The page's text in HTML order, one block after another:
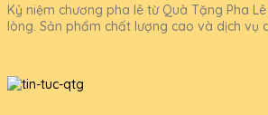
Kỷ niệm chương pha lê từ Quà Tặng Pha
lòng. Sản phẩm chất lượng cao và dịch vụ